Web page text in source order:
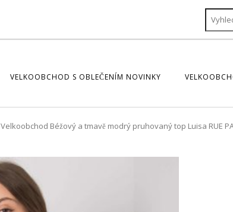
VELKOOBCHOD S OBLEČENÍM NOVINKY
Velkoobchod Béžový a tmavě modrý pruhovaný top Luisa RUE